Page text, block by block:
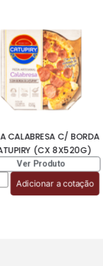
CALABRESA C/ BORDA
(CX 8X520G)
Ver Produto
Adicionar a cotação